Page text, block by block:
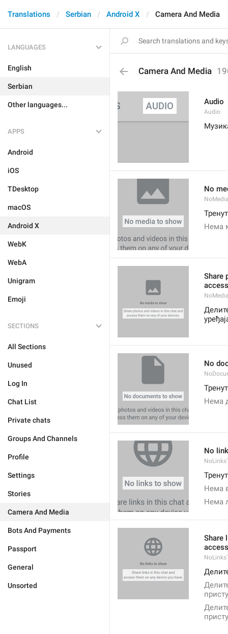
Translations Serbian Android X Camera And Media
LANGUAGES
English
Serbian
Other languages...
APPS
Android
iOS
TDesktop
macOS
Android X
WebK
WebA
Unigram
Emoji
SECTIONS
All Sections
Unused
Log In
Chat List
Private chats
Groups And Channels
Profile
Settings
Stories
Camera And Media
Bots And Payments
Passport
General
Unsorted
Camera And Media
Audio
Audio
No
Нема
Share
No
Нема
No
Нема
Нема
Share